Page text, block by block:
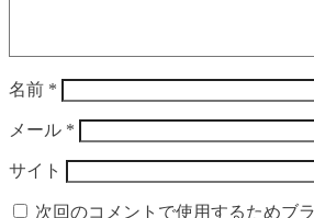
名前 *
メール *
サイト
次回のコメントで使用するためブ